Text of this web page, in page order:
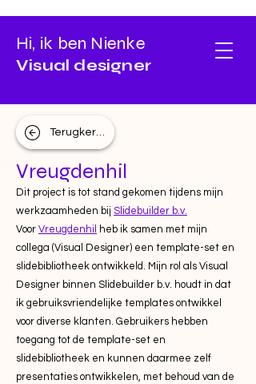
Hi, ik ben Nienke
Visual designer
Terugkeren
Vreugdenhil
Dit project is tot stand gekomen tijdens mijn
werkzaamheden bij Slidebuilder b.v.
Voor Vreugdenhil
heb ik samen met mijn
collega (Visual Designer) een template-set en
slidebibliotheek ontwikkeld. Mijn rol als Visual
Designer binnen Slidebuilder b.v. houdt in dat
ik gebruiksvriendelijke templates ontwikkel
voor diverse klanten. Gebruikers hebben
toegang tot de template-set en
slidebibliotheek en kunnen daarmee zelf
presentaties ontwikkelen, met behoud van de